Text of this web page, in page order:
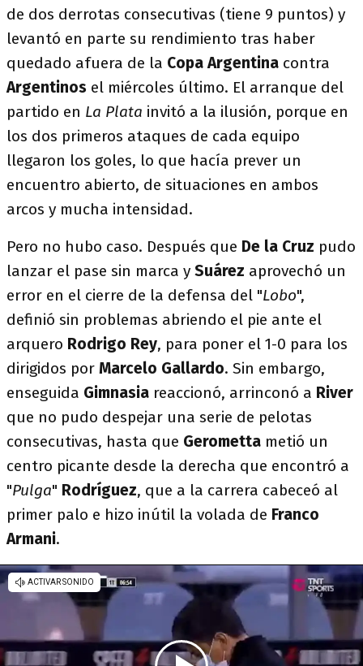
de dos derrotas consecutivas (tiene 9 puntos) y
levantó en parte su rendimiento tras haber
quedado afuera de la Copa Argentina contra
Argentinos el miércoles último. El arranque del
partido en La Plata invitó a la ilusión, porque en
los dos primeros ataques de cada equipo
llegaron los goles, lo que hacía prever un
encuentro abierto, de situaciones en ambos
arcos y mucha intensidad.
Pero no hubo caso. Después que De la Cruz pudo
lanzar el pase sin marca y Suárez aprovechó un
error en el cierre de la defensa del "Lobo",
definió sin problemas abriendo el pie ante el
arquero Rodrigo Rey, para poner el 1-0 para los
dirigidos por Marcelo Gallardo. Sin embargo,
enseguida Gimnasia reaccionó, arrinconó a River
que no pudo despejar una serie de pelotas
consecutivas, hasta que Gerometta metió un
centro picante desde la derecha que encontró a
"Pulga" Rodríguez, que a la carrera cabeceó al
primer palo e hizo inútil la volada de Franco
Armani.